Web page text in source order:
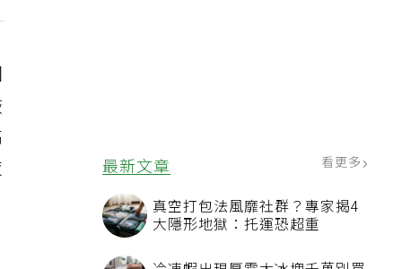
最新文章 看更多
真空打包法風靡社群？專家揭4
大隱形地獄：托運恐超重